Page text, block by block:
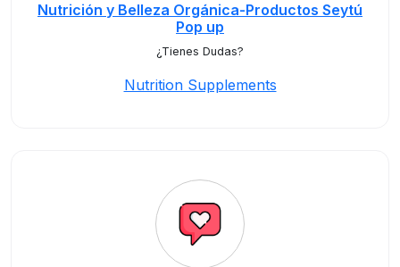
Nutrición y Belleza Orgánica-Productos Seytú
Pop up
¿Tienes Dudas?
Nutrition Supplements